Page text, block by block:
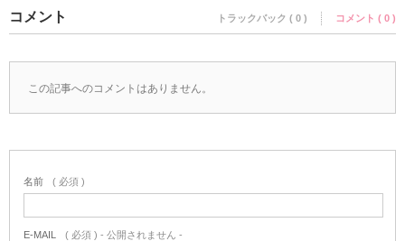
コメント トラックバック ( 0 ) コメント ( 0 )
この記事へのコメントはありません。
名前 ( 必須 )
E-MAIL ( 必須 ) - 公開されません -